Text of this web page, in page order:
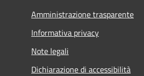
Amministrazione trasparente
Informativa privacy
Note legali
Dichiarazione di accessibilità